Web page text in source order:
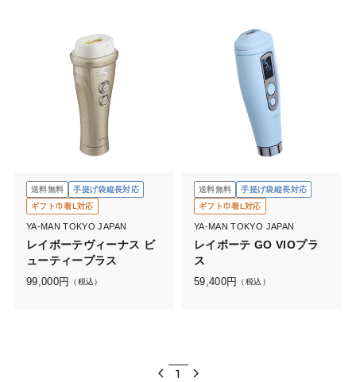
送料無料
手提げ袋縦長対応
ギフト巾着L対応
YA-MAN TOKYO JAPAN
レイボーテヴィーナス ビ
ューティープラス
99,000円 （税込）
送料無料
手提げ袋縦長対応
ギフト巾着L対応
YA-MAN TOKYO JAPAN
レイボーテ GO VIOプラ
ス
59,400円 （税込）
1